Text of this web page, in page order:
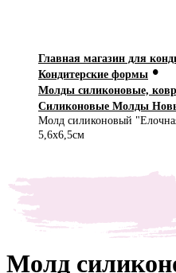
оплата
Статьи
классы
Главная магазин для
Кондитерские формы •
Молды силиконовые,
Силиконовые Молды
Молд силиконовый
5,6х6,5см
Молд